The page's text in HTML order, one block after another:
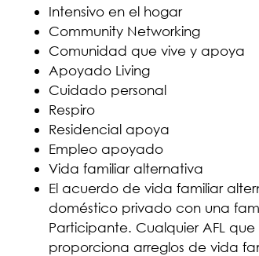
Intensivo en el hogar
Community Networking
Comunidad que vive y apoya
Apoyado Living
Cuidado personal
Respiro
Residencial apoya
Empleo apoyado
Vida familiar alternativa
El acuerdo de vida familiar
doméstico privado con una
Participante. Cualquier AFL
proporciona arreglos de vida